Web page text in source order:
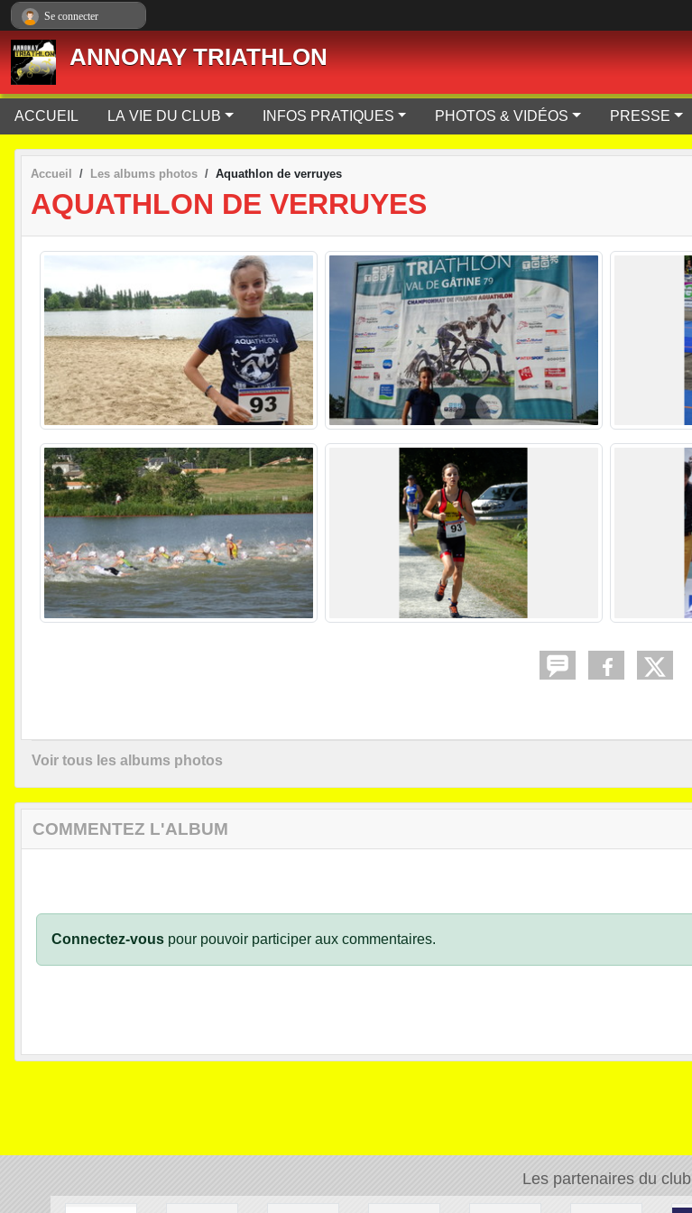
ANNONAY TRIATHLON
ACCUEIL LA VIE DU CLUB INFOS PRATIQUES PHOTOS & VIDÉOS PRESSE
Accueil Les albums photos Aquathlon de verruyes
AQUATHLON DE VERRUYES
Voir tous les albums photos
COMMENTEZ L'ALBUM
Connectez-vous pour pouvoir participer aux commentaires.
Les partenaires du club
Se connecter
Panneau de gestion des cookies